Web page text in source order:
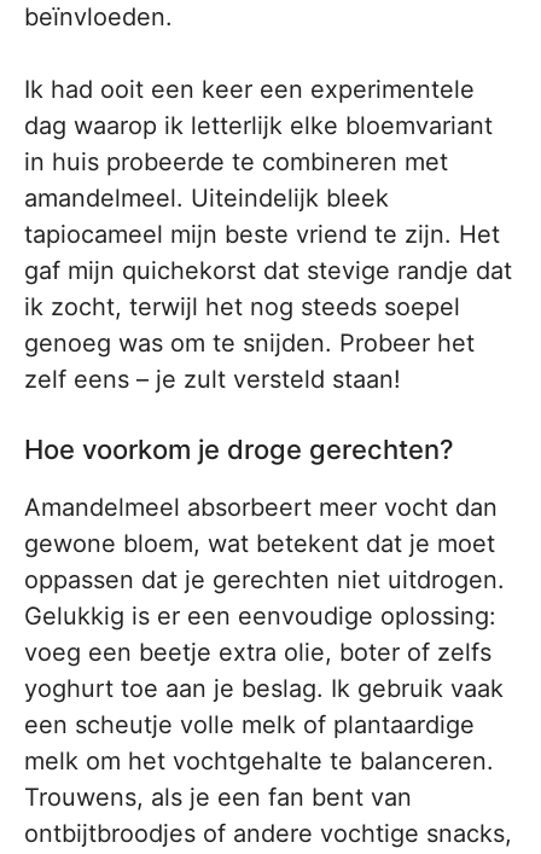
beïnvloeden.
Ik had ooit een keer een experimentele
dag waarop ik letterlijk elke bloemvariant
in huis probeerde te combineren met
amandelmeel. Uiteindelijk bleek
tapiocameel mijn beste vriend te zijn. Het
gaf mijn quichekorst dat stevige randje dat
ik zocht, terwijl het nog steeds soepel
genoeg was om te snijden. Probeer het
zelf eens – je zult versteld staan!
Hoe voorkom je droge gerechten?
Amandelmeel absorbeert meer vocht dan
gewone bloem, wat betekent dat je moet
oppassen dat je gerechten niet uitdrogen.
Gelukkig is er een eenvoudige oplossing:
voeg een beetje extra olie, boter of zelfs
yoghurt toe aan je beslag. Ik gebruik vaak
een scheutje volle melk of plantaardige
melk om het vochtgehalte te balanceren.
Trouwens, als je een fan bent van
ontbijtbroodjes of andere vochtige snacks,